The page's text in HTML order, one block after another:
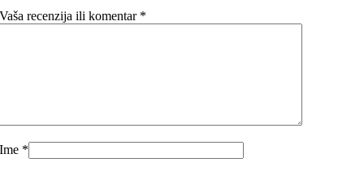
Vaša recenzija ili komentar *
Ime *